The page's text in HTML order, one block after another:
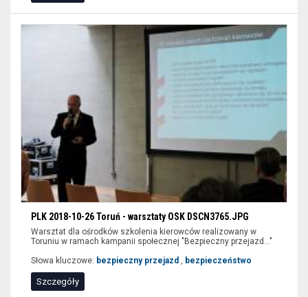
PLK 2018-10-26 Toruń - warsztaty OSK DSCN3765.JPG
Warsztat dla ośrodków szkolenia kierowców realizowany w
Toruniu w ramach kampanii społecznej "Bezpieczny przejazd..."
Słowa kluczowe: bezpieczny przejazd bezpieczeństwo
Szczegóły